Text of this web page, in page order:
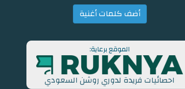
أضف كلمات أغنية
الموقع برعاية:
احصائيات فريدة لدوري روشن السعودي